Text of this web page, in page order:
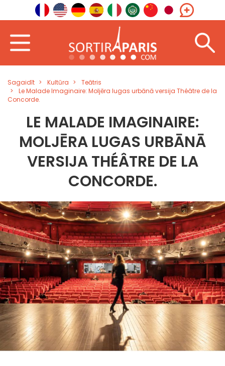
Sagaidīt Kultūra
Teātris
Le Malade Imaginaire: Moljēra lugas urbānā versija Théâtre de la
Concorde.
LE MALADE IMAGINAIRE:
MOLJĒRA LUGAS URBĀNĀ
VERSIJA THÉÂTRE DE LA
CONCORDE.